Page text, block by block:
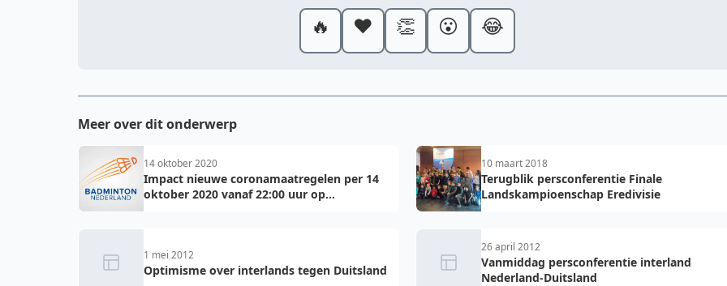
🔥 ❤️ 👏 😮 😂
Meer over dit onderwerp
14 oktober 2020
Impact nieuwe coronamaatregelen per 14
oktober 2020 vanaf 22:00 uur op
10 maart 2018
Terugblik persconferentie Finale
Landskampioenschap Eredivisie
1 mei 2012
Optimisme over interlands tegen Duitsland
26 april 2012
Vanmiddag persconferentie interland
Nederland-Duitsland